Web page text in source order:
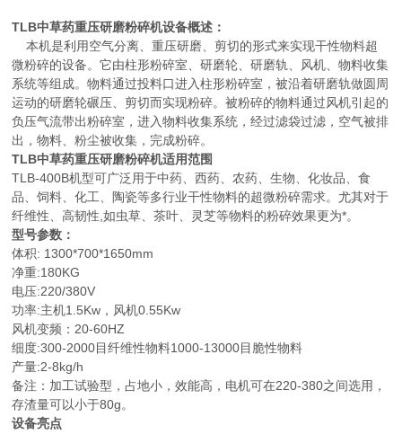
TLB中草药重压研磨粉碎机设备概述：
本机是利用空气分离、重压研磨、剪切的形式来实现干性物料超
微粉碎的设备。它由柱形粉碎室、研磨轮、研磨轨、风机、物料收集
系统等组成。物料通过投料口进入柱形粉碎室，被沿着研磨轨做圆周
运动的研磨轮碾压、剪切而实现粉碎。被粉碎的物料通过风机引起的
负压气流带出粉碎室，进入物料收集系统，经过滤袋过滤，空气被排
出，物料、粉尘被收集，完成粉碎。
TLB中草药重压研磨粉碎机适用范围
TLB-400B机型可广泛用于中药、西药、农药、生物、化妆品、食
品、饲料、化工、陶瓷等多行业干性物料的超微粉碎需求。尤其对于
纤维性、高韧性,如虫草、茶叶、灵芝等物料的粉碎效果更为*。
型号参数：
体积: 1300*700*1650mm
净重:180KG
电压:220/380V
功率:主机1.5Kw，风机0.55Kw
风机变频：20-60HZ
细度:300-2000目纤维性物料1000-13000目脆性物料
产量:2-8kg/h
备注：加工试验型，占地小，效能高，电机可在220-380之间选用，
存渣量可以小于80g。
设备亮点